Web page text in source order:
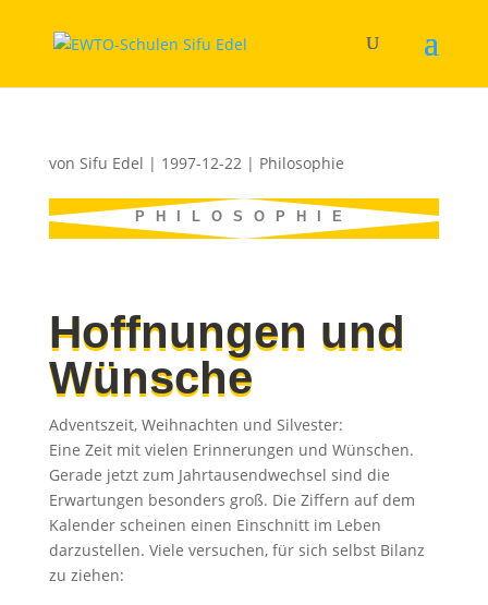
von Sifu Edel | 1997-12-22| Philosophie
PHILOSOPHIE
Hoffnungen und
Wünsche
Adventszeit, Weihnachten und Silvester:
Eine Zeit mit vielen Erinnerungen und Wünschen.
Gerade jetzt zum Jahrtausendwechsel sind die
Erwartungen besonders groß. Die Ziffern auf dem
Kalender scheinen einen Einschnitt im Leben
darzustellen. Viele versuchen, für sich selbst Bilanz
zu ziehen: